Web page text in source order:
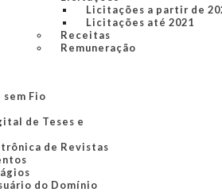
Licitações a partir de
Licitações até 2021
Receitas
Remuneração
sem Fio
de Teses e
de Revistas
do Domínio